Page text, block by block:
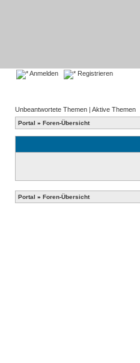
Anmelden Registrieren
Unbeantwortete Themen | Aktive Themen
Portal » Foren-Übersicht
Portal » Foren-Übersicht